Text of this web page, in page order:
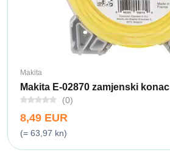
Makita
Makita E-02870 zamjenski konac
(0)
8,49 EUR
(= 63,97 kn)